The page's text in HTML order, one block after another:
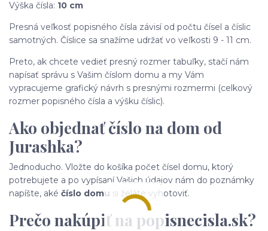
Výška čísla: 10 cm
Presná veľkosť popisného čísla závisí od počtu čísel a číslic
samotných. Číslice sa snažíme udržať vo veľkosti 9 - 11 cm.
Preto, ak chcete vedieť presný rozmer tabuľky, stačí nám
napísať správu s Vašim číslom domu a my Vám
vypracujeme grafický návrh s presnými rozmermi (celkový
rozmer popisného čísla a výšku číslic).
Ako objednať číslo na dom od
Jurashka?
Jednoducho. Vložte do košíka počet čísel domu, ktorý
potrebujete a po vypísaní Vašich údajov nám do poznámky
napíšte, aké číslo domu si želáte vyhotoviť.
Prečo nakúpiť na popisnecisla.sk?